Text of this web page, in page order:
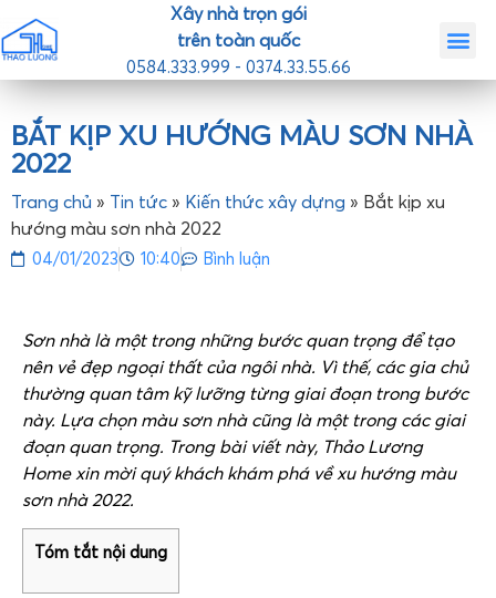
Xây nhà trọn gói
trên toàn quốc
0584.333.999 - 0374.33.55.66
BẮT KỊP XU HƯỚNG MÀU SƠN NHÀ
2022
Trang chủ » Tin tức » Kiến thức xây dựng » Bắt kịp xu
hướng màu sơn nhà 2022
04/01/2023 10:40 Bình luận
Sơn nhà là một trong những bước quan trọng để tạo
nên vẻ đẹp ngoại thất của ngôi nhà. Vì thế, các gia chủ
thường quan tâm kỹ lưỡng từng giai đoạn trong bước
này. Lựa chọn màu sơn nhà cũng là một trong các giai
đoạn quan trọng. Trong bài viết này, Thảo Lương
Home xin mời quý khách khám phá về xu hướng màu
sơn nhà 2022.
Tóm tắt nội dung